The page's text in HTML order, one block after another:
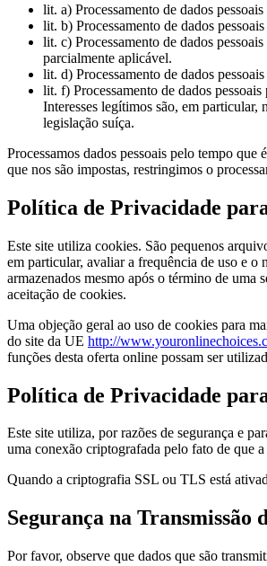
lit. a) Processamento de dados
lit. b) Processamento de dados
lit. c) Processamento de dados
parcialmente aplicável.
lit. d) Processamento de dados
lit. f) Processamento de dados
Interesses legítimos são, em particular,
legislação suíça.
Processamos dados pessoais pelo tempo
que nos são impostas, restringimos o
Política de Privacidade
Este site utiliza cookies. São pequenos
em particular, avaliar a frequência de uso e o
armazenados mesmo após o término de uma
aceitação de cookies.
Uma objeção geral ao uso de cookies para
do site da UE http://
funções desta oferta online possam ser
Política de Privacidade
Este site utiliza, por razões de segurança e
uma conexão criptografada pelo fato de que
Quando a criptografia SSL ou TLS está
Segurança na Transmissão
Por favor, observe que dados que são